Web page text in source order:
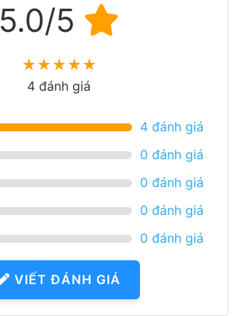
5.0/5
★★★★★
4 đánh giá
4 đánh giá
0 đánh giá
0 đánh giá
0 đánh giá
0 đánh giá
VIẾT ĐÁNH GIÁ